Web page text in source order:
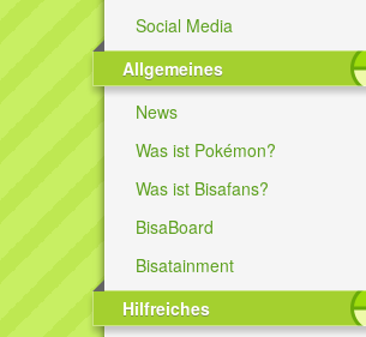
Social Media
Allgemeines
News
Was ist Pokémon?
Was ist Bisafans?
BisaBoard
Bisatainment
Hilfreiches